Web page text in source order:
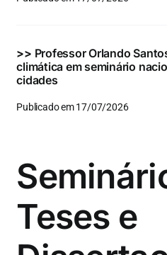
>> Professor Orlando
climática em seminário
cidades
Publicado em 17/07/2026
Teses e